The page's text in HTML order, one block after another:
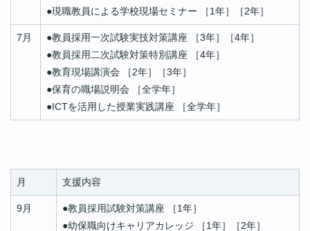
●現職教員による学校現場セミナー ［1年］［2年］
7月 ●教員採用一次試験実技対策講座 ［3年］［4年］
●教員採用二次試験対策特別講座 ［4年］
●教育現場講演会 ［2年］［3年］
●保育の職場説明会 ［全学年］
●ICTを活用した授業実践講座 ［全学年］
月 支援内容
9月 ●教員採用試験対策講座 ［1年］
●幼保職向けキャリアカレッジ ［1年］［2年］